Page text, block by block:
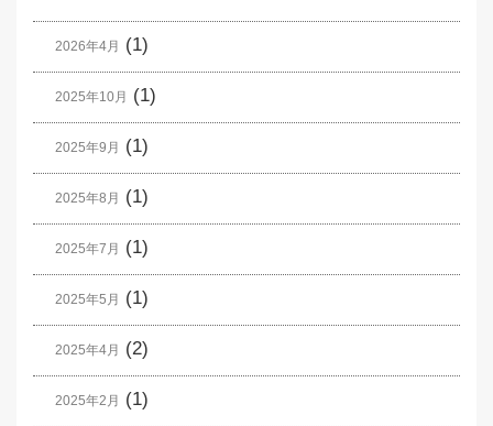
2026年4月 (1)
2025年10月 (1)
2025年9月 (1)
2025年8月 (1)
2025年7月 (1)
2025年5月 (1)
2025年4月 (2)
2025年2月 (1)